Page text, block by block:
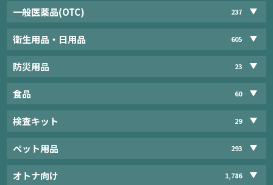
一般医薬品(OTC) 237
衛生用品・日用品 605
防災用品 23
食品 60
検査キット 29
ペット用品 293
オトナ向け 1,786